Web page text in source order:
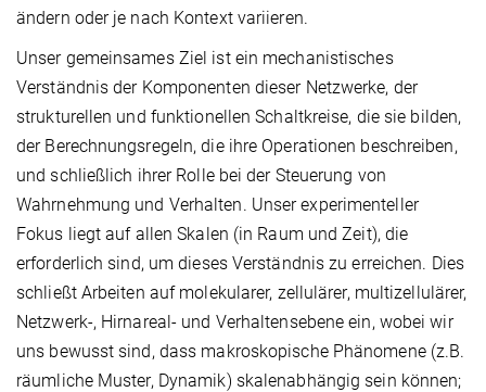
ändern oder je nach Kontext variieren.
Unser gemeinsames Ziel ist ein mechanistisches
Verständnis der Komponenten dieser Netzwerke, der
strukturellen und funktionellen Schaltkreise, die sie bilden,
der Berechnungsregeln, die ihre Operationen beschreiben,
und schließlich ihrer Rolle bei der Steuerung von
Wahrnehmung und Verhalten. Unser experimenteller
Fokus liegt auf allen Skalen (in Raum und Zeit), die
erforderlich sind, um dieses Verständnis zu erreichen. Dies
schließt Arbeiten auf molekularer, zellulärer, multizellulärer,
Netzwerk-, Hirnareal- und Verhaltensebene ein, wobei wir
uns bewusst sind, dass makroskopische Phänomene (z.B.
räumliche Muster, Dynamik) skalenabhängig sein können;